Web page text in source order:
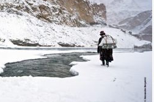
exibart.com
contatti